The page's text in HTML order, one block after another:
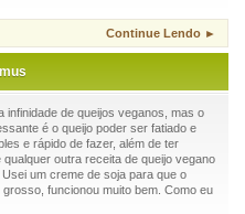
Continue Lendo ►
infinidade de queijos veganos, mas o
é o queijo poder ser fatiado e
e rápido de fazer, além de ter
outra receita de queijo vegano
um creme de soja para que o
funcionou muito bem. Como eu